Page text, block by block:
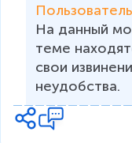
На данный
теме
свои
неудобства.